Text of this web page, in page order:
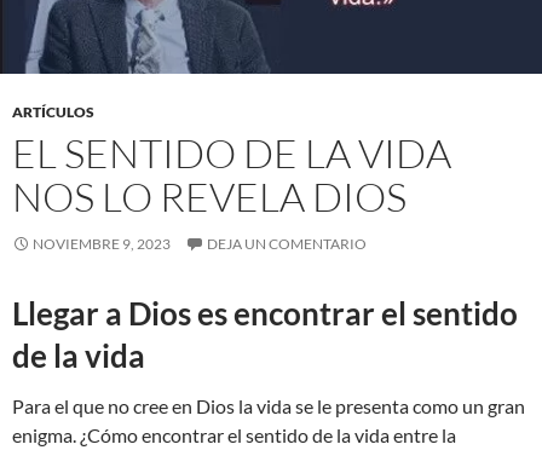
ARTÍCULOS
EL SENTIDO DE LA VIDA
NOS LO REVELA DIOS
NOVIEMBRE 9, 2023 DEJA UN COMENTARIO
Llegar a Dios es encontrar el sentido
de la vida
Para el que no cree en Dios la vida se le presenta como un gran
enigma. ¿Cómo encontrar el sentido de la vida entre la